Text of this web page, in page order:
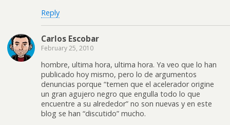
Reply
Carlos Escobar
February 25, 2010
hombre, ultima hora, ultima hora. Ya veo que lo han
publicado hoy mismo, pero lo de argumentos
denuncias porque “temen que el acelerador origine
un gran agujero negro que engulla todo lo que
encuentre a su alrededor” no son nuevas y en este
blog se han “discutido” mucho.